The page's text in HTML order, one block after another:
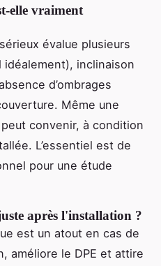
elle vraiment
évalue plusieurs
inclinaison
d’ombrages
Même une
peut convenir, à condition
L’essentiel est de
pour une étude
après l'installation ?
est un atout en cas de
améliore le DPE et attire